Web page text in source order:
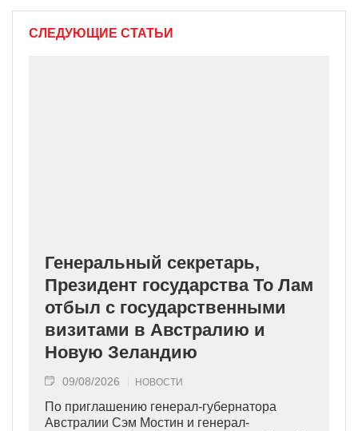
СЛЕДУЮЩИЕ СТАТЬИ
Генеральный секретарь,
Президент государства То Лам
отбыл с государственными
визитами в Австралию и
Новую Зеландию
09/08/2026 НОВОСТИ
По приглашению генерал-губернатора
Австралии Сэм Мостин и генерал-